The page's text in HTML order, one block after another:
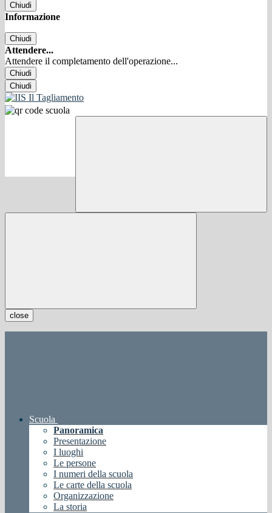
Chiudi
Informazione
Chiudi
Attendere...
Attendere il completamento dell'operazione...
Chiudi
Chiudi
close
Scuola
Panoramica
Presentazione
I luoghi
Le persone
I numeri della scuola
Le carte della scuola
Organizzazione
La storia